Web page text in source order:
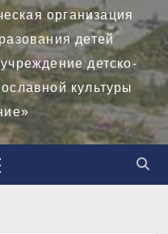
организация
детей
детско-
культуры